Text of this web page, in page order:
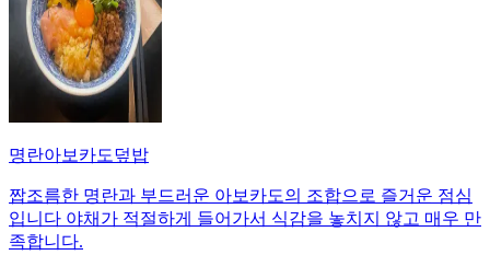
명란아보카도덮밥
짭조름한 명란과 부드러운 아보카도의 조합으로 즐거운 점심
입니다 야채가 적절하게 들어가서 식감을 놓치지 않고 매우 만
족합니다.